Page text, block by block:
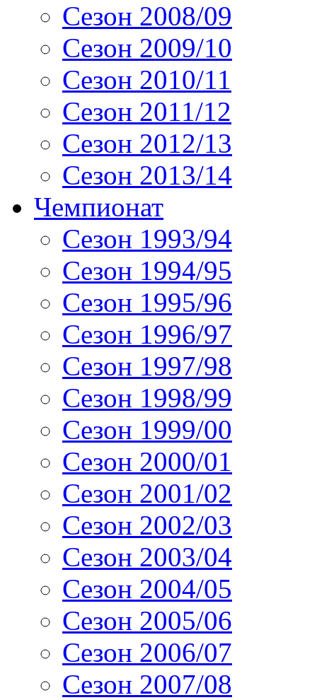
Сезон 2008/09
Сезон 2009/10
Сезон 2010/11
Сезон 2011/12
Сезон 2012/13
Сезон 2013/14
Чемпионат
Сезон 1993/94
Сезон 1994/95
Сезон 1995/96
Сезон 1996/97
Сезон 1997/98
Сезон 1998/99
Сезон 1999/00
Сезон 2000/01
Сезон 2001/02
Сезон 2002/03
Сезон 2003/04
Сезон 2004/05
Сезон 2005/06
Сезон 2006/07
Сезон 2007/08